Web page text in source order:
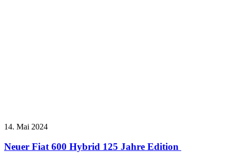
14. Mai 2024
Neuer Fiat 600 Hybrid 125 Jahre Edition